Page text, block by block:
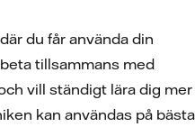
du får använda din
tillsammans med
vill ständigt lära dig mer
kan användas på bästa